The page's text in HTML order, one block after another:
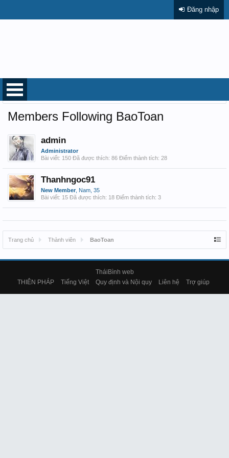
Đăng nhập
Trang chủ
Members Following BaoToan
admin
Administrator
Bài viết: 150 Đã được thích: 86 Điểm thành tích: 28
Thanhngoc91
New Member, Nam, 35
Bài viết: 15 Đã được thích: 18 Điểm thành tích: 3
Trang chủ Thành viên BaoToan
TháiBình web
THIÊN PHÁP
Tiếng Việt Quy định và Nội quy Liên hệ Trợ giúp